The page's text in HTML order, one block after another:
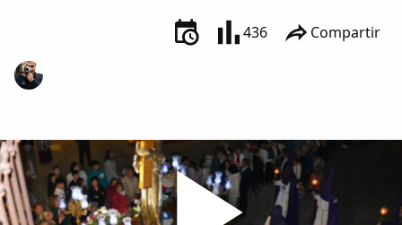
Dichos
Cancionero Local
436 Compartir